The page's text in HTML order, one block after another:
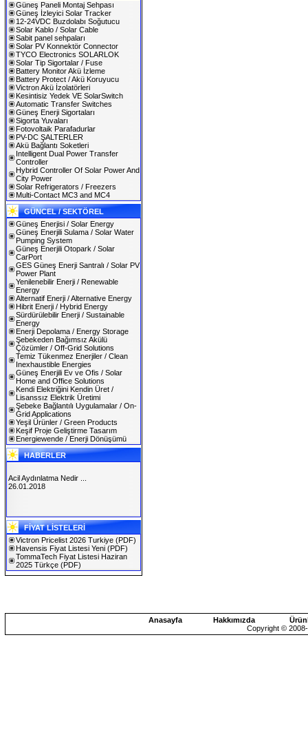
Güneş Paneli Montaj Sehpası
Güneş İzleyici Solar Tracker
12-24VDC Buzdolabı Soğutucu
Solar Kablo / Solar Cable
Sabit panel sehpaları
Solar PV Konnektör Connector
TYCO Electronics SOLARLOK
Solar Tip Sigortalar / Fuse
Battery Monitor Akü İzleme
Battery Protect / Akü Koruyucu
Victron Akü İzolatörleri
Kesintisiz Yedek VE SolarSwitch
Automatic Transfer Switches
Güneş Enerji Sigortaları
Sigorta Yuvaları
Fotovoltaik Parafadurlar
PV-DC ŞALTERLER
Akü Bağlantı Soketleri
Intelligent Dual Power Transfer
Controller
Hybrid Controller Of Solar Power And
City Power
Solar Refrigerators / Freezers
Multi-Contact MC3 and MC4
GÜNCEL / SEKTÖREL
Güneş Enerjisi / Solar Energy
Güneş Enerjili Sulama / Solar Water
Pumping System
Güneş Enerjili Otopark / Solar
CarPort
GES Güneş Enerji Santralı / Solar PV
Power Plant
Yenilenebilir Enerji / Renewable
Energy
Alternatif Enerji / Alternative Energy
Hibrit Enerji / Hybrid Energy
Sürdürülebilir Enerji / Sustainable
Energy
Enerji Depolama / Energy Storage
Şebekeden Bağımsız Akülü
Çözümler / Off-Grid Solutions
Temiz Tükenmez Enerjiler / Clean
Inexhaustible Energies
Güneş Enerjili Ev ve Ofis / Solar
Home and Office Solutions
Kendi Elektriğini Kendin Üret /
Lisanssız Elektrik Üretimi
Şebeke Bağlantılı Uygulamalar / On-
Grid Applications
Yeşil Ürünler / Green Products
Keşif Proje Geliştirme Tasarım
Energiewende / Enerji Dönüşümü
HABERLER
SOLAREX ISTANBUL 2019
30.01.2019
Acil Aydınlatma Nedir ...
26.01.2018
FİYAT LİSTELERİ
Victron Pricelist 2026 Turkiye (PDF)
Havensis Fiyat Listesi Yeni (PDF)
TommaTech Fiyat Listesi Haziran
2025 Türkçe (PDF)
Anasayfa Hakkımızda
Copyright ©